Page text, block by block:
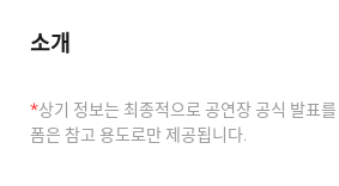
소개
*상기 정보는 최종적으로 공연장 공식 발표
폼은 참고 용도로만 제공됩니다.